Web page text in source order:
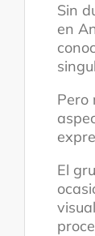
Sin
en
Pero
El